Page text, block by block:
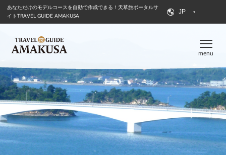
あなただけのモデルコースを自動で作成できる！ 天草旅ポータルサ
イトTRAVEL GUIDE AMAKUSA
JP
menu